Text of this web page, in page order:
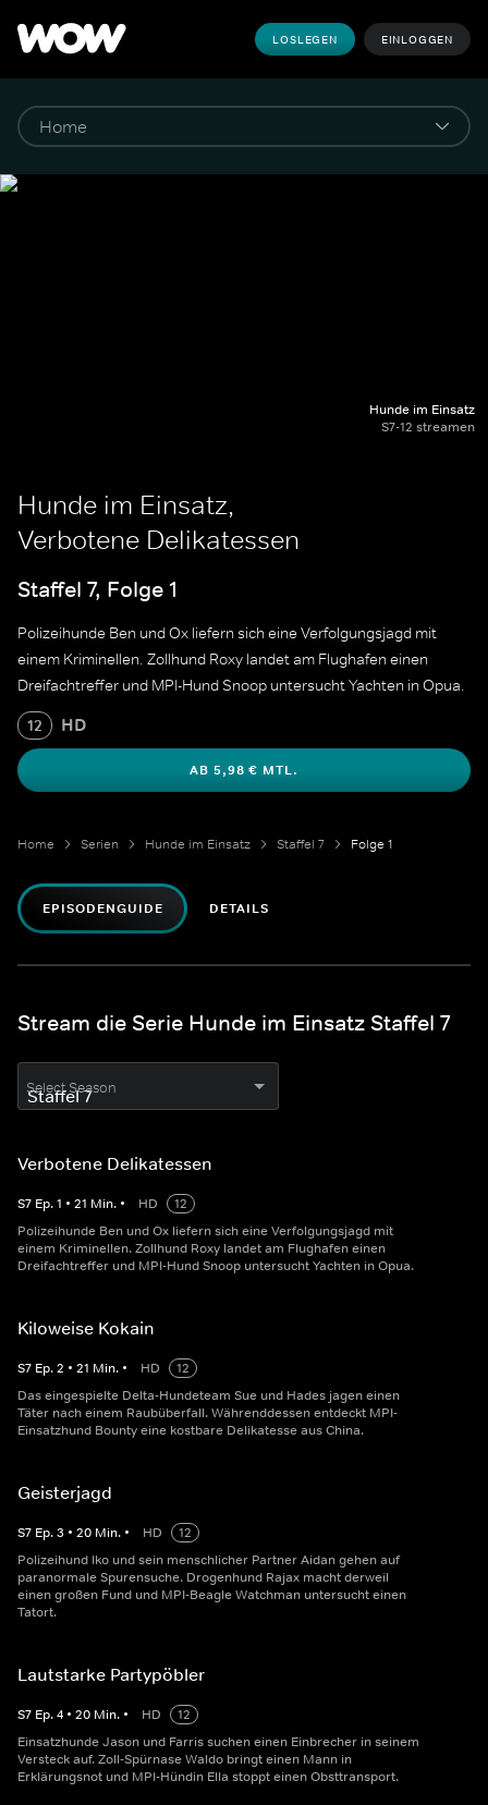
LOSLEGEN EINLOGGEN
Hunde im Einsatz
S7-12 streamen
Hunde im Einsatz,
Verbotene Delikatessen
Staffel 7, Folge 1
Polizeihunde Ben und Ox liefern sich eine Verfolgungsjagd mit
einem Kriminellen. Zollhund Roxy landet am Flughafen einen
Dreifachtreffer und MPI-Hund Snoop untersucht Yachten in Opua.
12 HD
AB 5,98 € MTL.
Home Serien Hunde im Einsatz Staffel 7 Folge 1
EPISODENGUIDE DETAILS
Stream die Serie Hunde im Einsatz Staffel 7
Select Season
Verbotene Delikatessen
S7 Ep.1 • 21 Min. • HD
12
Polizeihunde Ben und Ox liefern sich eine Verfolgungsjagd mit
einem Kriminellen. Zollhund Roxy landet am Flughafen einen
Dreifachtreffer und MPI-Hund Snoop untersucht Yachten in Opua.
Kiloweise Kokain
S7 Ep.2 • 21 Min. • HD
12
Das eingespielte Delta-Hundeteam Sue und Hades jagen einen
Täter nach einem Raubüberfall. Währenddessen entdeckt MPI-
Einsatzhund Bounty eine kostbare Delikatesse aus China.
Geisterjagd
S7 Ep.3 • 20 Min. • HD
12
Polizeihund Iko und sein menschlicher Partner Aidan gehen auf
paranormale Spurensuche. Drogenhund Rajax macht derweil
einen großen Fund und MPI-Beagle Watchman untersucht einen
Tatort.
Lautstarke Partypöbler
S7 Ep.4 • 20 Min. • HD
12
Einsatzhunde Jason und Farris suchen einen Einbrecher in seinem
Versteck auf. Zoll-Spürnase Waldo bringt einen Mann in
Erklärungsnot und MPI-Hündin Ella stoppt einen Obsttransport.